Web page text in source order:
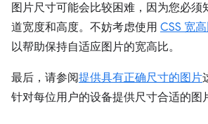
图片尺寸可能会比较困难，因为您必须
道宽度和高度。不妨考虑使用 CSS 宽
以帮助保持自适应图片的宽高比。
最后，请参阅提供具有正确尺寸的图片
针对每位用户的设备提供尺寸合适的图